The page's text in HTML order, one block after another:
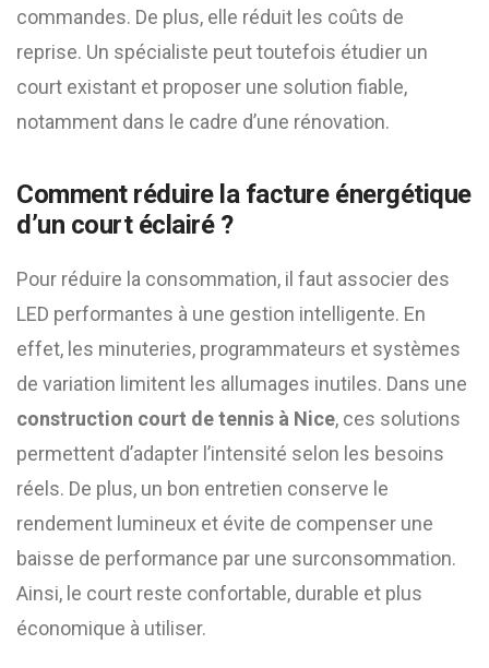
commandes. De plus, elle réduit les coûts de
reprise. Un spécialiste peut toutefois étudier un
court existant et proposer une solution fiable,
notamment dans le cadre d’une rénovation.
Comment réduire la facture énergétique
d’un court éclairé ?
Pour réduire la consommation, il faut associer des
LED performantes à une gestion intelligente. En
effet, les minuteries, programmateurs et systèmes
de variation limitent les allumages inutiles. Dans une
construction court de tennis à Nice, ces solutions
permettent d’adapter l’intensité selon les besoins
réels. De plus, un bon entretien conserve le
rendement lumineux et évite de compenser une
baisse de performance par une surconsommation.
Ainsi, le court reste confortable, durable et plus
économique à utiliser.